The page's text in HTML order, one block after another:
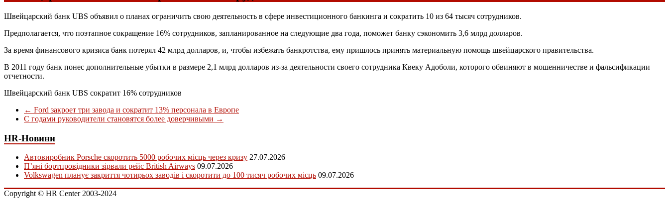
Швейцарский банк UBS объявил о планах ограничить свою деятельность в сфере инвестиционного банкинга и сократить 10 из 64 тысяч сотрудников.
Предполагается, что поэтапное сокращение 16% сотрудников, запланированное на следующие два года, поможет банку сэкономить 3,6 млрд долларов.
За время финансового кризиса банк потерял 42 млрд долларов, и, чтобы избежать банкротства, ему пришлось принять материальную помощь швейцарского правительства.
В 2011 году банк понес дополнительные убытки в размере 2,1 млрд долларов из-за деятельности своего сотрудника Квеку Адоболи, которого обвиняют в мошенничестве и фальсификации
отчетности.
Швейцарский банк UBS сократит 16% сотрудников
← Ford закроет три завода и сократит 13% персонала в Европе
С годами руководители становятся более доверчивыми →
HR-Новини
Автовиробник Porsche скоротить 5000 робочих місць через кризу 27.07.2026
П’яні бортпровідники зірвали рейс British Airways 09.07.2026
Volkswagen планує закриття чотирьох заводів і скоротити до 100 тисяч робочих місць 09.07.2026
Copyright © HR Center 2003-2024